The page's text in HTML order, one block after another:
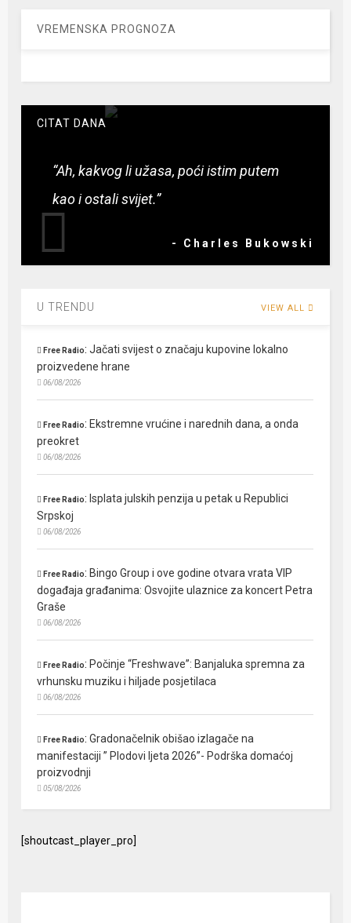
VREMENSKA PROGNOZA
CITAT DANA
“Ah, kakvog li užasa, poći istim putem
kao i ostali svijet.”
- Charles Bukowski
U TRENDU VIEW ALL
Free Radio:Jačati svijest o značaju kupovine lokalno
proizvedene hrane
06/08/2026
Free Radio: Ekstremne vrućine i narednih dana, a onda
preokret
06/08/2026
Free Radio: Isplata julskih penzija u petak u Republici
Srpskoj
06/08/2026
Free Radio: Bingo Group i ove godine otvara vrata VIP
događaja građanima: Osvojite ulaznice za koncert Petra
Graše
06/08/2026
Free Radio: Počinje “Freshwave”: Banjaluka spremna za
vrhunsku muziku i hiljade posjetilaca
06/08/2026
Free Radio:Gradonačelnik obišao izlagače na
manifestaciji ” Plodovi ljeta 2026”- Podrška domaćoj
proizvodnji
05/08/2026
[shoutcast_player_pro]